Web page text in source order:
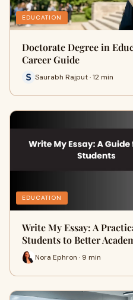
EDUCATION
Doctorate Degree in
Career Guide
Saurabh Rajput · 12 min
EDUCATION
Write My Essay: A
Students to Better
Nora Ephron · 9 min